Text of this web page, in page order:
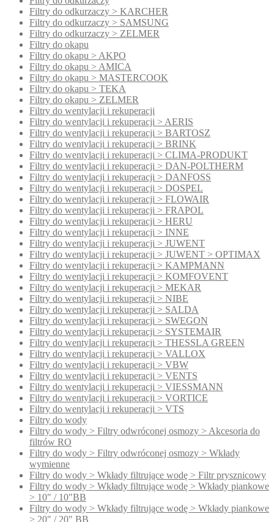
Filtry do odkurzaczy > KARCHER
Filtry do odkurzaczy > SAMSUNG
Filtry do odkurzaczy > ZELMER
Filtry do okapu
Filtry do okapu > AKPO
Filtry do okapu > AMICA
Filtry do okapu > MASTERCOOK
Filtry do okapu > TEKA
Filtry do okapu > ZELMER
Filtry do wentylacji i rekuperacji
Filtry do wentylacji i rekuperacji > AERIS
Filtry do wentylacji i rekuperacji > BARTOSZ
Filtry do wentylacji i rekuperacji > BRINK
Filtry do wentylacji i rekuperacji > CLIMA-PRODUKT
Filtry do wentylacji i rekuperacji > DAN-POLTHERM
Filtry do wentylacji i rekuperacji > DANFOSS
Filtry do wentylacji i rekuperacji > DOSPEL
Filtry do wentylacji i rekuperacji > FLOWAIR
Filtry do wentylacji i rekuperacji > FRAPOL
Filtry do wentylacji i rekuperacji > HERU
Filtry do wentylacji i rekuperacji > INNE
Filtry do wentylacji i rekuperacji > JUWENT
Filtry do wentylacji i rekuperacji > JUWENT > OPTIMAX
Filtry do wentylacji i rekuperacji > KAMPMANN
Filtry do wentylacji i rekuperacji > KOMFOVENT
Filtry do wentylacji i rekuperacji > MEKAR
Filtry do wentylacji i rekuperacji > NIBE
Filtry do wentylacji i rekuperacji > SALDA
Filtry do wentylacji i rekuperacji > SWEGON
Filtry do wentylacji i rekuperacji > SYSTEMAIR
Filtry do wentylacji i rekuperacji > THESSLA GREEN
Filtry do wentylacji i rekuperacji > VALLOX
Filtry do wentylacji i rekuperacji > VBW
Filtry do wentylacji i rekuperacji > VENTS
Filtry do wentylacji i rekuperacji > VIESSMANN
Filtry do wentylacji i rekuperacji > VORTICE
Filtry do wentylacji i rekuperacji > VTS
Filtry do wody
Filtry do wody > Filtry odwróconej osmozy > Akcesoria do
filtrów RO
Filtry do wody > Filtry odwróconej osmozy > Wkłady
wymienne
Filtry do wody > Wkłady filtrujące wodę > Filtr prysznicowy
Filtry do wody > Wkłady filtrujące wodę > Wkłady piankowe
> 10" / 10"BB
Filtry do wody > Wkłady filtrujące wodę > Wkłady piankowe
> 20" / 20" BB